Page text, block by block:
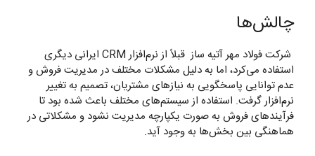
چالش‌ها
شرکت فولاد مهر آتیه ساز قبلاً از نرم‌افزار CRM ایرانی دیگری
استفاده می‌کرد، اما به دلیل مشکلات مختلف در مدیریت فروش و
عدم توانایی پاسخگویی به نیازهای مشتریان، تصمیم به تغییر
نرم‌افزار گرفت. استفاده از سیستم‌های مختلف باعث شده بود تا
فرآیندهای فروش به صورت یکپارچه مدیریت نشود و مشکلاتی در
هماهنگی بین بخش‌ها به وجود آید.